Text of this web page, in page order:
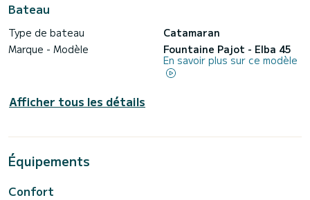
Bateau
Type de bateau
Catamaran
Marque - Modèle
Fountaine Pajot - Elba 45
En savoir plus sur ce modèle
Afficher tous les détails
Équipements
Confort